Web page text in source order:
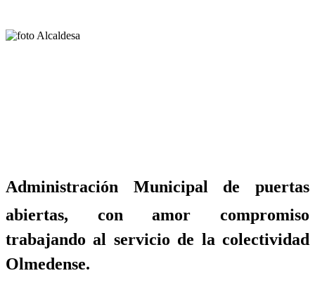
Administración Municipal de puertas
abiertas, con amor compromiso
trabajando al servicio de la colectividad
Olmedense.